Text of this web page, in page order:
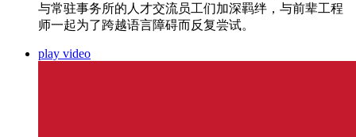
与常驻事务所的人才交流员工们加深羁绊，与前辈工程
师一起为了跨越语言障碍而反复尝试。
play video